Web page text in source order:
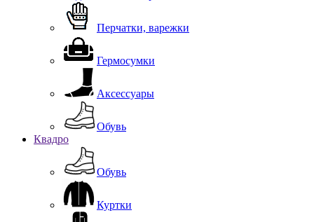
Перчатки, варежки
Гермосумки
Аксессуары
Обувь
Квадро
Обувь
Куртки